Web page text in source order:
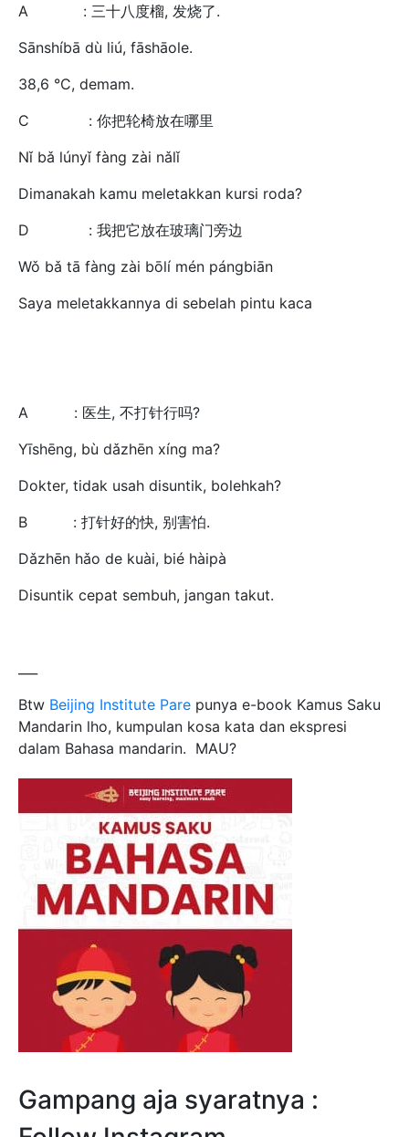
A : 三十八度榴, 发烧了.
Sānshíbā dù liú, fāshāole.
38,6 °C, demam.
C : 你把轮椅放在哪里
Nǐ bǎ lúnyǐ fàng zài nǎlǐ
Dimanakah kamu meletakkan kursi roda?
D : 我把它放在玻璃门旁边
Wǒ bǎ tā fàng zài bōlí mén pángbiān
Saya meletakkannya di sebelah pintu kaca
A : 医生, 不打针行吗?
Yīshēng, bù dǎzhēn xíng ma?
Dokter, tidak usah disuntik, bolehkah?
B : 打针好的快, 别害怕.
Dǎzhēn hǎo de kuài, bié hàipà
Disuntik cepat sembuh, jangan takut.
Btw Beijing Institute Pare punya e-book Kamus Saku
Mandarin lho, kumpulan kosa kata dan ekspresi
dalam Bahasa mandarin. MAU?
Gampang aja syaratnya :